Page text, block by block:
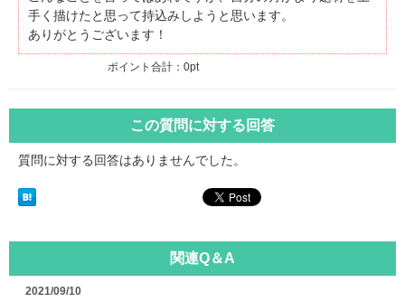
手く描けたと思って持込みしようと思います。
ありがとうございます！
ポイント合計： 0pt
この質問に対する回答
質問に対する回答はありませんでした。
関連Q＆A
2021/09/10